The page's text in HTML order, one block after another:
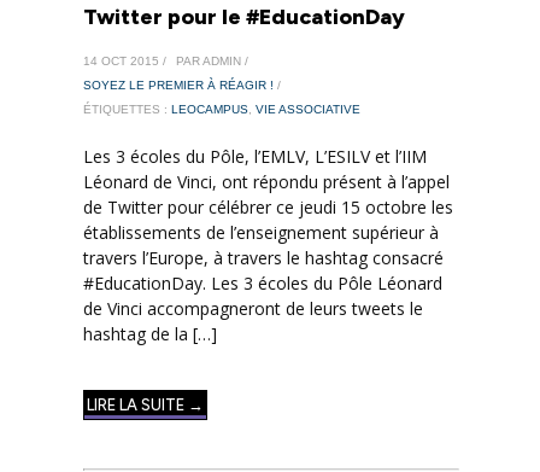
Twitter pour le #EducationDay
14 OCT 2015 /
PAR ADMIN /
SOYEZ LE PREMIER À RÉAGIR ! /
ÉTIQUETTES : LEOCAMPUS VIE ASSOCIATIVE
Les 3 écoles du Pôle, l’EMLV, L’ESILV et l’IIM
Léonard de Vinci, ont répondu présent à l’appel
de Twitter pour célébrer ce jeudi 15 octobre les
établissements de l’enseignement supérieur à
travers l’Europe, à travers le hashtag consacré
#EducationDay. Les 3 écoles du Pôle Léonard
de Vinci accompagneront de leurs tweets le
hashtag de la […]
LIRE LA SUITE →